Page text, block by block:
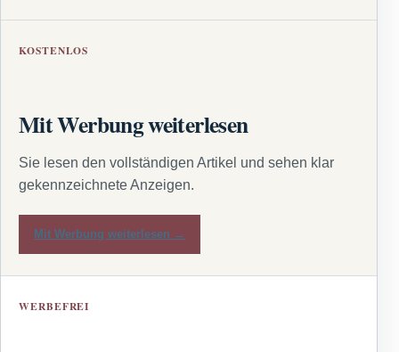
KOSTENLOS
Mit Werbung weiterlesen
Sie lesen den vollständigen Artikel und sehen klar
gekennzeichnete Anzeigen.
Mit Werbung weiterlesen →
WERBEFREI